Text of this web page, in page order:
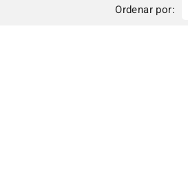
Ordenar por: